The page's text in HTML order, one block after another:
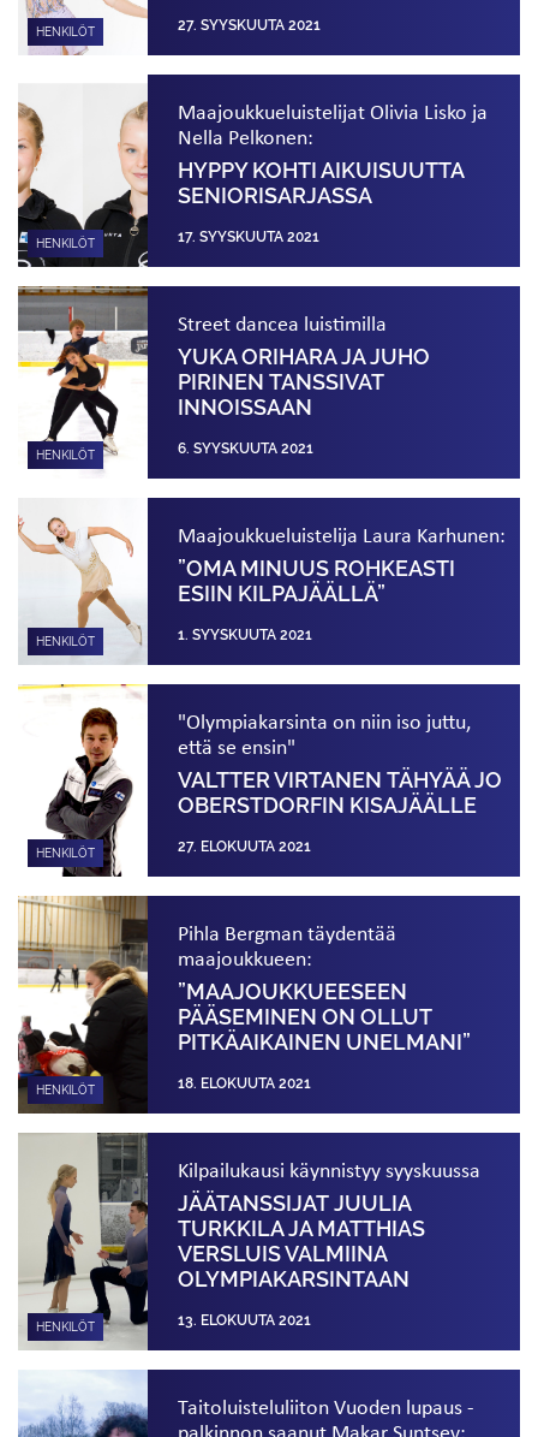
HENKILÖT 27. SYYSKUUTA 2021
HENKILÖT
Maajoukkueluistelijat Olivia Lisko ja
Nella Pelkonen:
HYPPY KOHTI AIKUISUUTTA
SENIORISARJASSA
17. SYYSKUUTA 2021
HENKILÖT
Street dancea luistimilla
YUKA ORIHARA JA JUHO
PIRINEN TANSSIVAT
INNOISSAAN
6. SYYSKUUTA 2021
HENKILÖT
Maajoukkueluistelija Laura Karhunen:
”OMA MINUUS ROHKEASTI
ESIIN KILPAJÄÄLLÄ”
1. SYYSKUUTA 2021
HENKILÖT
"Olympiakarsinta on niin iso juttu,
että se ensin"
VALTTER VIRTANEN TÄHYÄÄ JO
OBERSTDORFIN KISAJÄÄLLE
27. ELOKUUTA 2021
HENKILÖT
Pihla Bergman täydentää
maajoukkueen:
”MAAJOUKKUEESEEN
PÄÄSEMINEN ON OLLUT
PITKÄAIKAINEN UNELMANI”
18. ELOKUUTA 2021
HENKILÖT
Kilpailukausi käynnistyy syyskuussa
JÄÄTANSSIJAT JUULIA
TURKKILA JA MATTHIAS
VERSLUIS VALMIINA
OLYMPIAKARSINTAAN
13. ELOKUUTA 2021
Taitoluisteluliiton Vuoden lupaus -
palkinnon saanut Makar Suntsev: